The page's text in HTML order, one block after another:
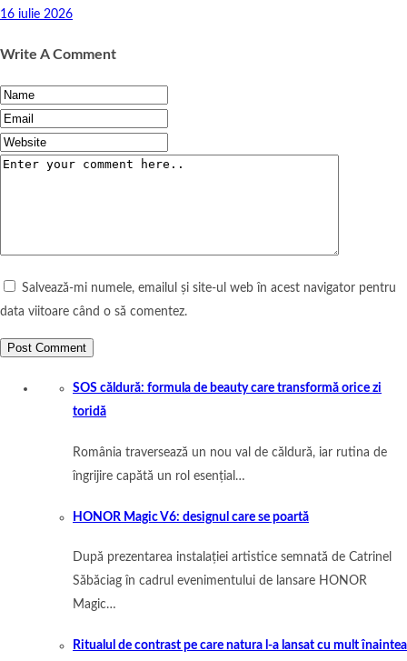
16 iulie 2026
Write A Comment
Salvează-mi numele, emailul și site-ul web în acest navigator pentru
data viitoare când o să comentez.
SOS căldură: formula de beauty care transformă orice zi
toridă
România traversează un nou val de căldură, iar rutina de
îngrijire capătă un rol esențial…
HONOR Magic V6: designul care se poartă
După prezentarea instalației artistice semnată de Catrinel
Săbăciag în cadrul evenimentului de lansare HONOR
Magic…
Ritualul de contrast pe care natura l-a lansat cu mult înaintea